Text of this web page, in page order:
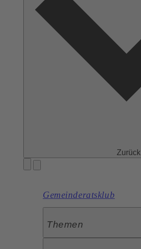
Zurück
Gemeinderatsklub
Themen